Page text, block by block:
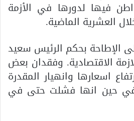
فيها لدورها في الأزمة
العشرية الماضية.
الإطاحة بحكم الرئيس سعيد
الاقتصادية. وفقدان بعض
اسعارها وانهيار المقدرة
في حين انها فشلت حتى في